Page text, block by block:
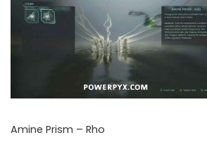
Amine Prism – Rho